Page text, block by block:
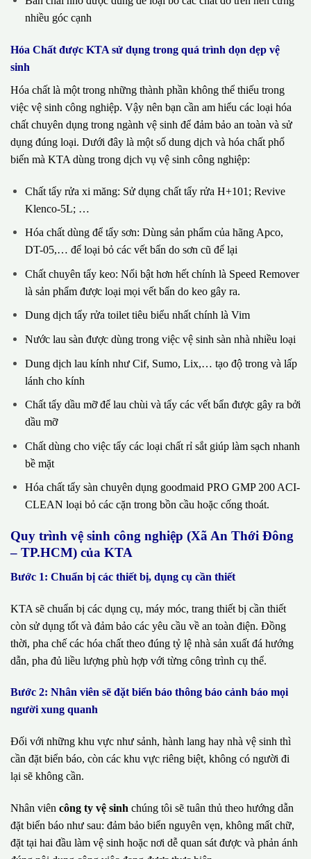
nhiều góc cạnh
Hóa Chất được KTA sử dụng trong quá trình dọn dẹp vệ
sinh
Hóa chất là một trong những thành phần không thể thiếu trong
việc vệ sinh công nghiệp. Vậy nên bạn cần am hiểu các loại hóa
chất chuyên dụng trong ngành vệ sinh để đảm bảo an toàn và sử
dụng đúng loại. Dưới đây là một số dung dịch và hóa chất phổ
biến mà KTA dùng trong dịch vụ vệ sinh công nghiệp:
Chất tẩy rửa xi măng: Sử dụng chất tẩy rửa H+101; Revive
Klenco-5L; …
Hóa chất dùng để tẩy sơn: Dùng sản phẩm của hãng Apco,
DT-05,… để loại bỏ các vết bẩn do sơn cũ để lại
Chất chuyên tẩy keo: Nổi bật hơn hết chính là Speed Remover
là sản phẩm được loại mọi vết bẩn do keo gây ra.
Dung dịch tẩy rửa toilet tiêu biểu nhất chính là Vim
Nước lau sàn được dùng trong việc vệ sinh sàn nhà nhiều loại
Dung dịch lau kính như Cif, Sumo, Lix,… tạo độ trong và lấp
lánh cho kính
Chất tẩy dầu mỡ để lau chùi và tẩy các vết bẩn được gây ra bởi
dầu mỡ
Chất dùng cho việc tẩy các loại chất rỉ sắt giúp làm sạch nhanh
bề mặt
Hóa chất tẩy sàn chuyên dụng goodmaid PRO GMP 200 ACI-
CLEAN loại bỏ các cặn trong bồn cầu hoặc cống thoát.
Quy trình vệ sinh công nghiệp (Xã An Thới Đông
– TP.HCM) của KTA
Bước 1: Chuẩn bị các thiết bị, dụng cụ cần thiết
KTA sẽ chuẩn bị các dụng cụ, máy móc, trang thiết bị cần thiết
còn sử dụng tốt và đảm bảo các yêu cầu về an toàn điện. Đồng
thời, pha chế các hóa chất theo đúng tỷ lệ nhà sản xuất đá hướng
dẫn, pha đủ liều lượng phù hợp với từng công trình cụ thể.
Bước 2: Nhân viên sẽ đặt biển báo thông báo cảnh báo mọi
người xung quanh
Đối với những khu vực như sảnh, hành lang hay nhà vệ sinh thì
cần đặt biển báo, còn các khu vực riêng biệt, không có người đi
lại sẽ không cần.
Nhân viên công ty vệ sinh chúng tôi sẽ tuân thủ theo hướng dẫn
đặt biển báo như sau: đảm bảo biển nguyên vẹn, không mất chữ,
đặt tại hai đầu làm vệ sinh hoặc nơi dễ quan sát được và phản ánh